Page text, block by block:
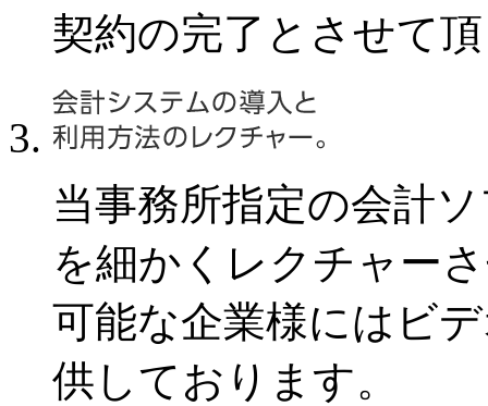
契約の完了とさせて
当事務所指定の会計
を細かくレクチャー
可能な企業様にはビ
供しております。